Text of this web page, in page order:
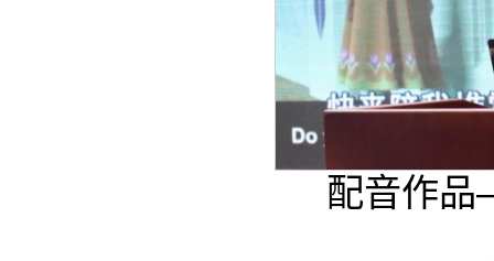
配音作